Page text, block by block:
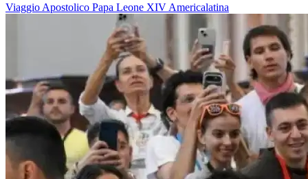
Viaggio Apostolico Papa Leone XIV Americalatina